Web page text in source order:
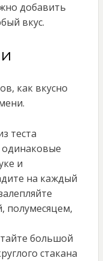
добавить
вкус.
как вкусно
теста
одинаковые
и
на каждый
полумесяцем,
большой
стакана